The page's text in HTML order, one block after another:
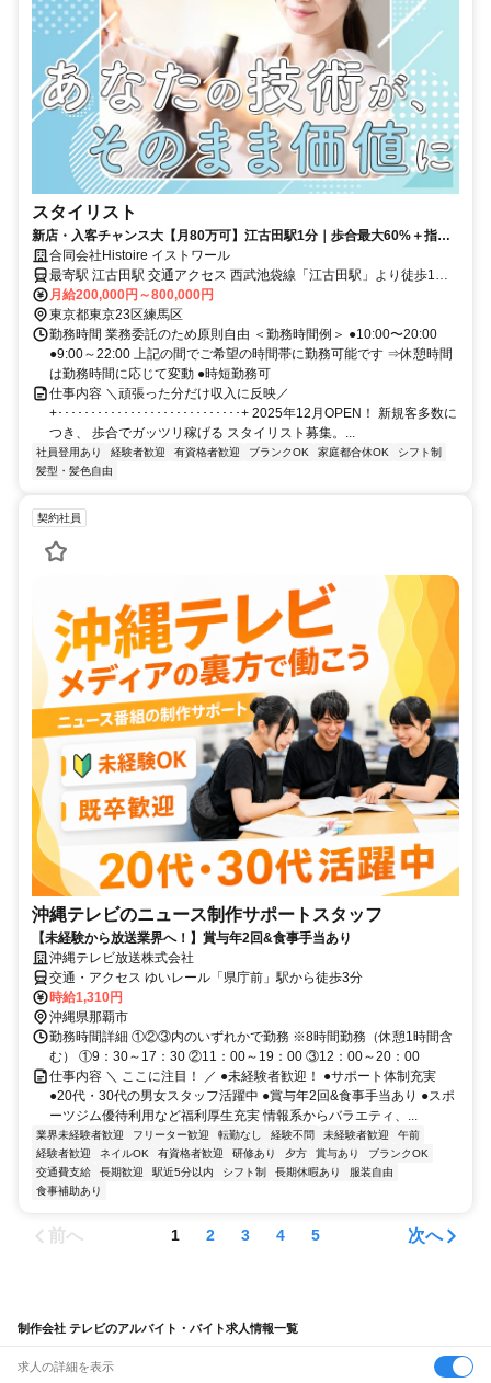
スタイリスト
新店・入客チャンス大【月80万可】江古田駅1分｜歩合最大60%＋指名
料100%還元！自由シフトで土日休も◎
合同会社Histoire イストワール
最寄駅 江古田駅 交通アクセス 西武池袋線「江古田駅」より徒歩1分 ●
駅近5分以内
月給200,000円～800,000円
東京都東京23区練馬区
勤務時間 業務委託のため原則自由 ＜勤務時間例＞ ●10:00〜20:00
●9:00～22:00 上記の間でご希望の時間帯に勤務可能です ⇒休憩時間
は勤務時間に応じて変動 ●時短勤務可
仕事内容 ＼頑張った分だけ収入に反映／
+････････････････････････････+ 2025年12月OPEN！ 新規客多数に
つき、 歩合でガッツリ稼げる スタイリスト募集。...
社員登用あり 経験者歓迎 有資格者歓迎 ブランクOK 家庭都合休OK
シフト制
髪型・髪色自由
契約社員
沖縄テレビのニュース制作サポートスタッフ
【未経験から放送業界へ！】賞与年2回&食事手当あり
沖縄テレビ放送株式会社
交通・アクセス ゆいレール「県庁前」駅から徒歩3分
時給1,310円
沖縄県那覇市
勤務時間詳細 ①②③内のいずれかで勤務 ※8時間勤務（休憩1時間含
む） ①9：30～17：30 ②11：00～19：00 ③12：00～20：00
仕事内容 ＼ ここに注目！ ／ ●未経験者歓迎！ ●サポート体制充実
●20代・30代の男女スタッフ活躍中 ●賞与年2回&食事手当あり ●スポ
ーツジム優待利用など福利厚生充実 情報系からバラエティ、...
業界未経験者歓迎 フリーター歓迎 転勤なし 経験不問 未経験者歓迎
午前
経験者歓迎
ネイルOK 有資格者歓迎 研修あり 夕方 賞与あり
ブランクOK
交通費支給
長期歓迎 駅近5分以内 シフト制 長期休暇あり
服装自由
食事補助あり
前へ 1 2 3 4 5 次へ
制作会社 テレビのアルバイト・バイト求人情報一覧
求人の詳細を表示